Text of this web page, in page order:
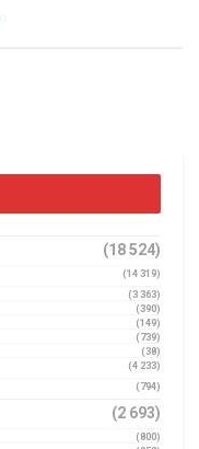
(18 524)
(14 319)
(3 363)
(390)
(149)
(739)
(38)
(4 233)
(794)
(2 693)
(800)